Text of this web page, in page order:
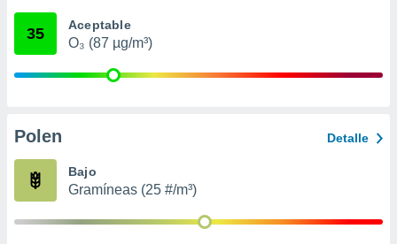
e
publicidad
35 Aceptable
O₃ (87 µg/m³)
Polen Detalle
Bajo
Gramíneas (25 #/m³)